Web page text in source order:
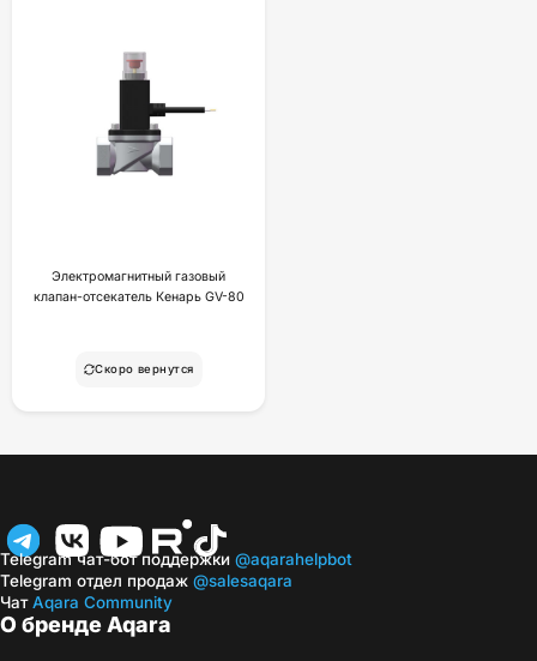
Электромагнитный газовый
клапан-отсекатель Кенарь GV-80
Скоро вернутся
О бренде Aqara
Telegram чат-бот поддержки @aqarahelpbot
Telegram отдел продаж @salesaqara
ЧатAqara Community